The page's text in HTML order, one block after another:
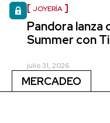
JOYERÍA
Pandora lanza
Summer con
julio 31, 2026
MERCADEO